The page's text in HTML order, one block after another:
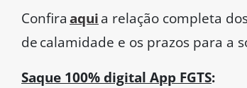
Confiraaquia relação completa
de calamidade e os prazos para a
Saque 100% digital App FGTS: